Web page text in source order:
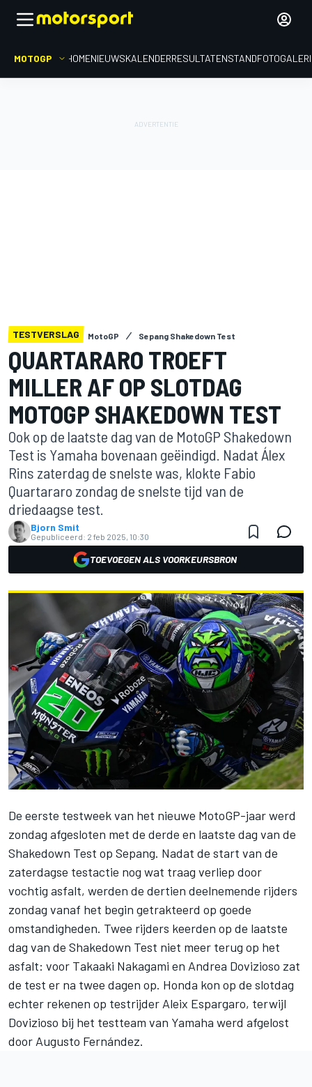
MOTOGP HOMENIEUWSKALENDERRESULTATENSTAND
TESTVERSLAG MotoGP Sepang Shakedown Test
QUARTARARO TROEFT
MILLER AF OP SLOTDAG
MOTOGP SHAKEDOWN TEST
Ook op de laatste dag van de MotoGP Shakedown
Test is Yamaha bovenaan geëindigd. Nadat Álex
Rins zaterdag de snelste was, klokte Fabio
Quartararo zondag de snelste tijd van de
driedaagse test.
Bjorn Smit
Gepubliceerd: 2 feb 2025, 10:30
TOEVOEGEN ALS VOORKEURSBRON
De eerste testweek van het nieuwe MotoGP-jaar werd
zondag afgesloten met de derde en laatste dag van de
Shakedown Test op Sepang. Nadat de start van de
zaterdagse testactie nog wat traag verliep door
vochtig asfalt, werden de dertien deelnemende rijders
zondag vanaf het begin getrakteerd op goede
omstandigheden. Twee rijders keerden op de laatste
dag van de Shakedown Test niet meer terug op het
asfalt: voor Takaaki Nakagami en Andrea Dovizioso zat
de test er na twee dagen op. Honda kon op de slotdag
echter rekenen op testrijder Aleix Espargaro, terwijl
Dovizioso bij het testteam van Yamaha werd afgelost
door Augusto Fernández.